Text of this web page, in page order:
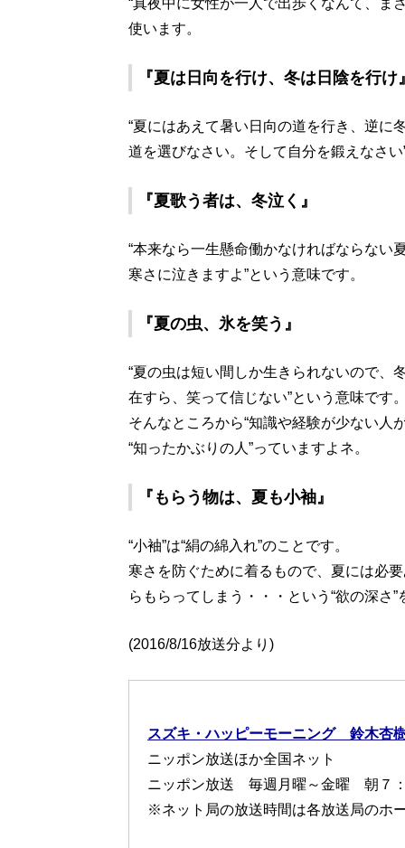
“真夜中に女性が一人で出歩くなんて、ま
使います。
『夏は日向を行け、冬は日陰を行け
“夏にはあえて暑い日向の道を行き、逆に
道を選びなさい。そして自分を鍛えなさ
『夏歌う者は、冬泣く 』
“本来なら一生懸命働かなければならない
寒さに泣きますよ”という意味です。
『夏の虫、氷を笑う 』
“夏の虫は短い間しか生きられないので、
在すら、笑って信じない”という意味です
そんなところから“知識や経験が少ない人
“知ったかぶりの人”っていますよネ。
『 もらう物は、夏も小袖』
“小袖”は“絹の綿入れ”のことです。
寒さを防ぐために着るもので、夏には必
らもらってしまう・・・という“欲の深さ
(2016/8/16放送分より)
スズキ・ハッピーモーニング 鈴木杏
ニッポン放送ほか全国ネット
ニッポン放送 毎週月曜～金曜 朝７
※ネット局の放送時間は各放送局のホ